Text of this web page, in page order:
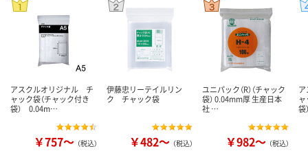
アスクルオリジナル チ
ャック袋（チャック付き
袋） 0.04m…
￥757～ （税込）
伊藤忠リーテイルリン
ク チャック袋
￥482～ （税込）
ユニパック（R）（チャック
袋） 0.04mm厚 生産日本
社 …
￥982～ （税込）
ャ